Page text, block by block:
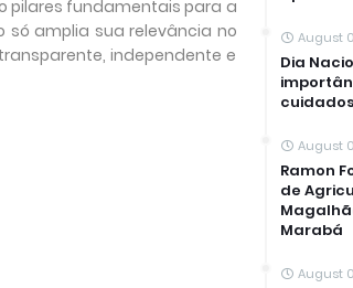
pilares fundamentais para a
só amplia sua relevância no
independente e
August
Dia
August
Ramon
de
Marabá
August